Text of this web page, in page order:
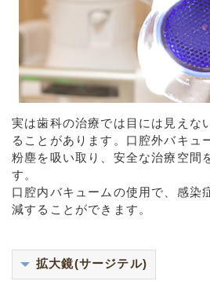
実は歯科の治療では目には見えな
ることがあります。口腔外バキュ
粉塵を吸い取り、安全な治療空間
す。
口腔内バキュームの使用で、感染
減することができます。
拡大鏡(サージテル)